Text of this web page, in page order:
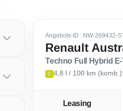
Angebots-ID : NW-269432-
Renault
Techno Full Hybrid
C 4,8 l / 100 km
Leasing